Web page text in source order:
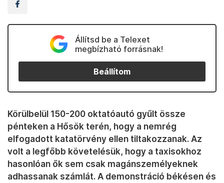
Állítsd be a Telexet
megbízható forrásnak!
Beállítom
Körülbelül 150-200 oktatóautó gyűlt össze
pénteken a Hősök terén, hogy a nemrég
elfogadott katatörvény ellen tiltakozzanak. Az
volt a legfőbb követelésük, hogy a taxisokhoz
hasonlóan ők sem csak magánszemélyeknek
adhassanak számlát. A demonstráció békésen és